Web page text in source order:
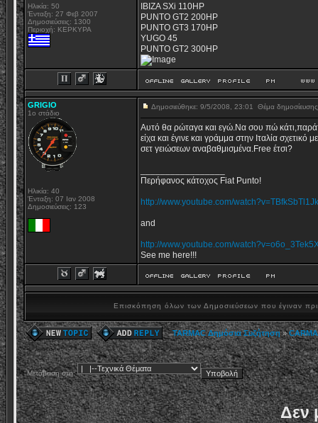
Ηλικία: 50
Ένταξη: 27 Φεβ 2007
Δημοσιεύσεις: 1300
Περιοχή: ΚΕΡΚΥΡΑ
IBIZA SXi 110HP
PUNTO GT2 200HP
PUNTO GT3 170HP
YUGO 45
PUNTO GT2 300HP
GRIGIO
1o στάδιο
Ηλικία: 40
Ένταξη: 07 Ιαν 2008
Δημοσιεύσεις: 123
Δημοσιεύθηκε: 9/5/2008, 23:01 Θέμα
Αυτό θα ρώταγα και εγώ.Να σου πώ
είχα και έγινε και γράμμα στην Ιταλία
σετ γειώσεων αναβαθμισμένα.Free έτσι?
Περήφανος κάτοχος Fiat Punto!
http://www.youtube.com/watch?v=TBfkSbTl1Jk
and
http://www.youtube.com/
See me here!!!
Επισκόπηση όλων των Δημοσιεύσεων που έγιναν
TARMAC Δημόσια Συζήτηση»
Μετάβαση στη:
Δεν